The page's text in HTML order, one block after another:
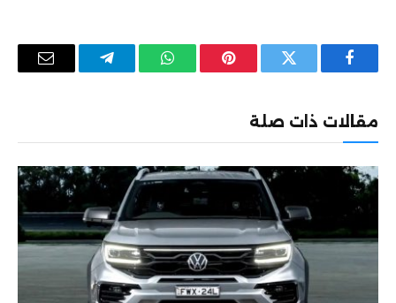
فيسبوك تويتر بينتيريستواتساب تيلقرام
البريد
مقالات ذات صلة